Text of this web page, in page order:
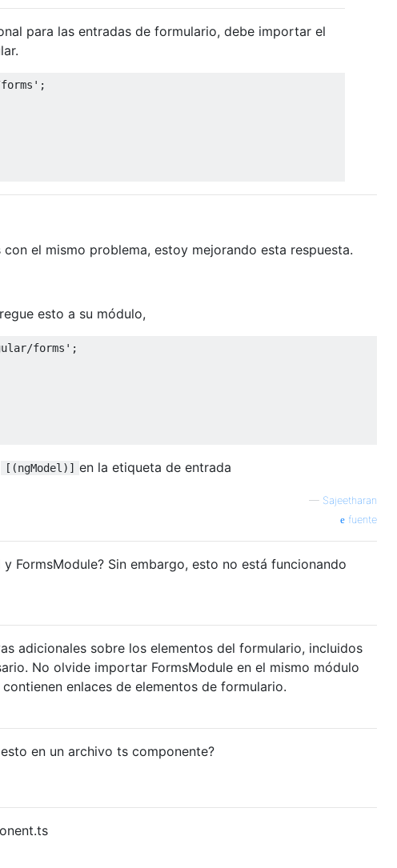
para las entradas de formulario, debe importar el
;
el mismo problema, estoy mejorando esta respuesta.
esto a su módulo,
forms' ;
[(ngModel)] en la etiqueta de entrada
— Sajeetharan
fuente
FormsModule? Sin embargo, esto no está funcionando
adicionales sobre los elementos del formulario, incluidos
No olvide importar FormsModule en el mismo módulo
enlaces de elementos de formulario.
en un archivo ts componente?